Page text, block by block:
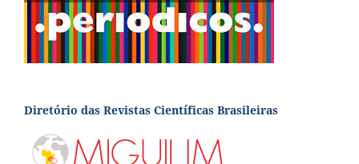
Diretório das Revistas Científicas Brasileiras